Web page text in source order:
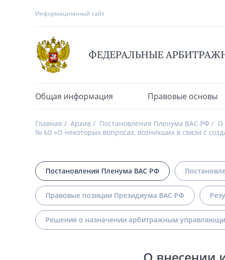
Информационный сайт
ФЕДЕРАЛЬНЫЕ
Общая информация Правовые основы
Главная Архив Постановления Пленума ВАС РФ
О
№ 60 «О некоторых вопросах, возникших в связи с
Постановления Пленума ВАС РФ
Правовые позиции Президиума ВАС РФ
Решения о назначении арбитражным